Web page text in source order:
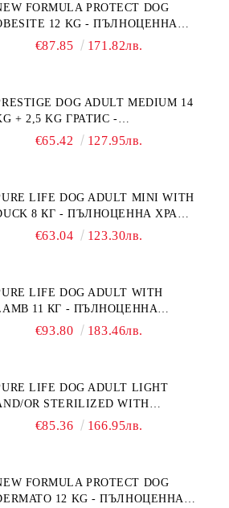
FORMULA PROTECT DOG
12 KG - ПЪЛНОЦЕННА
ДИЕТИЧНА ХРАНА ЗА КУЧЕТА
НА ВНОСА НА
(DIABETES MELLITUS)."
€87.85 171.82лв.
DOG ADULT MEDIUM 14
+ 2,5 KG ГРАТИС -
ПЪЛНОЦЕННА ХРАНА ЗА
€65.42 127.95лв.
LIFE DOG ADULT MINI WITH
8 КГ - ПЪЛНОЦЕННА ХРАНА
ЗА ПОРАСНАЛИ КУЧЕТА ОТ
ПРОИЗВЕДЕНА ВЪВ
€63.04 123.30лв.
LIFE DOG ADULT WITH
11 КГ - ПЪЛНОЦЕННА
ХРАНА ЗА ПОРАСНАЛИ КУЧЕТА С
1 ГОДИНА. БЕЗ ЗЪРНО, БЕЗ
ПРОИЗВЕДЕНА ВЪВ
ФРАНЦИЯ.
€93.80 183.46лв.
LIFE DOG ADULT LIGHT
OR STERILIZED WITH
CHICKEN 12 КГ - ПЪЛНОЦЕННА
КУЧЕТА ОТ ВСИЧКИ
НА ВЪЗРАСТ НАД 1
€85.36 166.95лв.
FORMULA PROTECT DOG
12 KG - ПЪЛНОЦЕННА